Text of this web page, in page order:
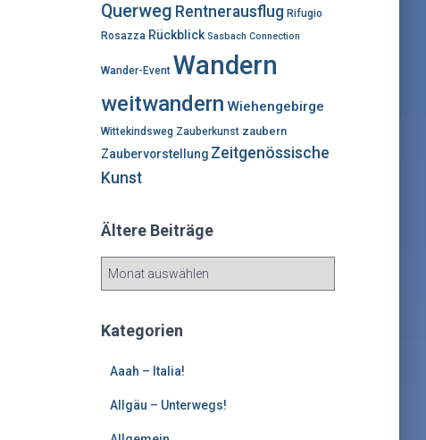
Querweg Rentnerausflug Rifugio
Rosazza Rückblick Sasbach Connection
Wander-Event Wandern
weitwandern Wiehengebirge
Wittekindsweg Zauberkunst zaubern
Zaubervorstellung Zeitgenössische
Kunst
Ältere Beiträge
e
Kategorien
Aaah – Italia!
Allgäu – Unterwegs!